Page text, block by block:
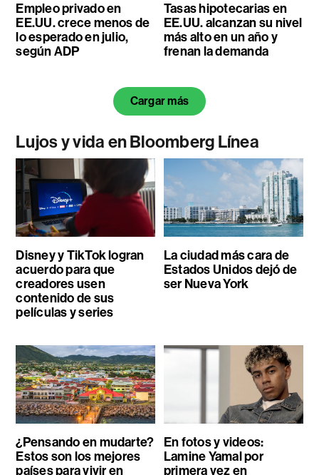
Empleo privado en
EE.UU. crece menos de
lo esperado en julio,
según ADP
Tasas hipotecarias en
EE.UU. alcanzan su nivel
más alto en un año y
frenan la demanda
Cargar más
Lujos y vida en Bloomberg Línea
Disney y TikTok logran
acuerdo para que
creadores usen
contenido de sus
películas y series
La ciudad más cara de
Estados Unidos dejó de
ser Nueva York
¿Pensando en mudarte?
Estos son los mejores
países para vivir en
En fotos y videos:
Lamine Yamal por
primera vez en